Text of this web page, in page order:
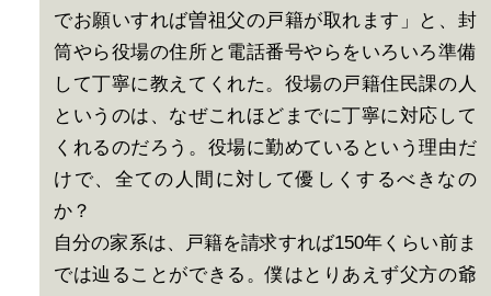
でお願いすれば曽祖父の戸籍が取れます」と、封
筒やら役場の住所と電話番号やらをいろいろ準備
して丁寧に教えてくれた。役場の戸籍住民課の人
というのは、なぜこれほどまでに丁寧に対応して
くれるのだろう。役場に勤めているという理由だ
けで、全ての人間に対して優しくするべきなの
か？
自分の家系は、戸籍を請求すれば150年くらい前ま
では辿ることができる。僕はとりあえず父方の爺